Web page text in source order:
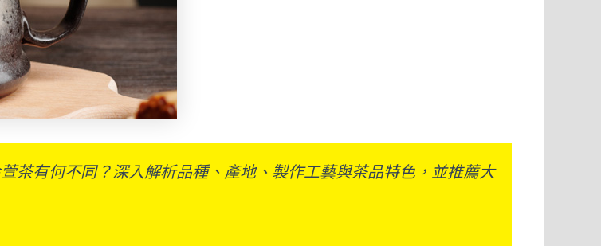
茶有何不同？深入解析品種、產地、製作工藝與茶品特色，並推薦大